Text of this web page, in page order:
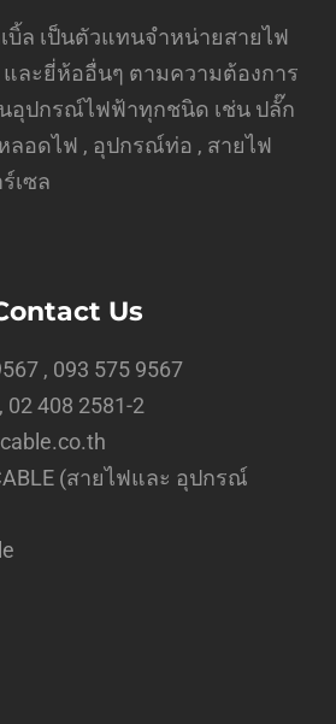
บิ้ล เป็นตัวแทนจำหน่ายสายไฟ
ละยี่ห้ออื่นๆ ตามความต้องการ
อุปกรณ์ไฟฟ้าทุกชนิด เช่น ปลั๊ก
ลอดไฟ , อุปกรณ์ท่อ , สายไฟ
เซล
Us
, 093 575 9567
02 408 2581-2
(สายไฟและ อุปกรณ์